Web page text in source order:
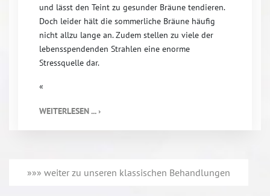
und lässt den Teint zu gesunder Bräune tendieren.
Doch leider hält die sommerliche Bräune häufig
nicht allzu lange an. Zudem stellen zu viele der
lebensspendenden Strahlen eine enorme
Stressquelle dar.
«
WEITERLESEN ... ›
»»» weiter zu unseren klassischen Behandlungen